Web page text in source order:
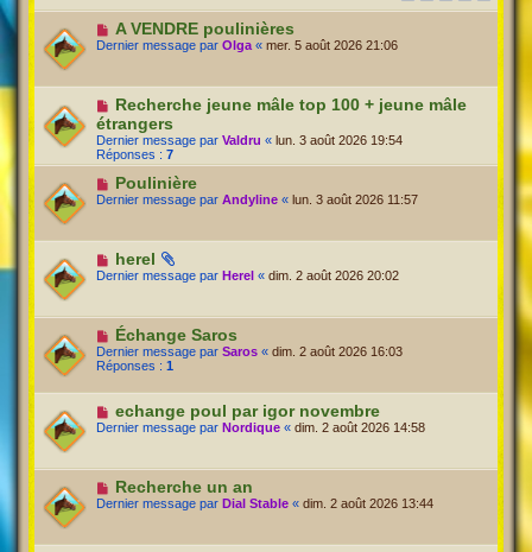
r
A VENDRE poulinières
Dernier message par Olga « mer. 5 août 2026 21:06
Recherche jeune mâle top 100 + jeune mâle
étrangers
Dernier message par Valdru « lun. 3 août 2026 19:54
Réponses : 7
Poulinière
Dernier message par Andyline « lun. 3 août 2026 11:57
herel
Dernier message par Herel « dim. 2 août 2026 20:02
Échange Saros
Dernier message par Saros « dim. 2 août 2026 16:03
Réponses : 1
echange poul par igor novembre
Dernier message par Nordique « dim. 2 août 2026 14:58
Recherche un an
Dernier message par Dial Stable « dim. 2 août 2026 13:44